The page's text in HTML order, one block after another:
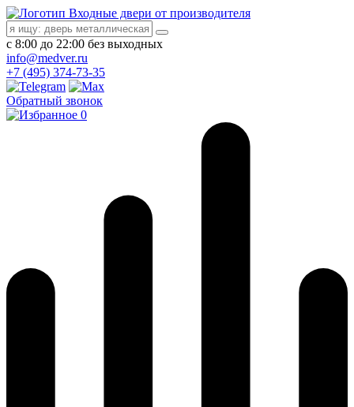
Входные двери от производителя
с 8:00 до 22:00 без выходных
info@medver.ru
+7 (495) 374-73-35
Обратный звонок
0